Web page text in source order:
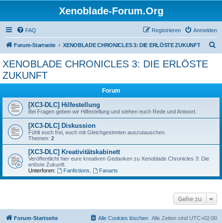
Xenoblade-Forum.Org
FAQ Anmelden
Registrieren
Forum-Startseite XENOBLADE CHRONICLES 3: DIE ERLÖSTE ZUKUNFT
XENOBLADE CHRONICLES 3: DIE ERLÖSTE
ZUKUNFT
Forum
[XC3-DLC] Hilfestellung
Bei Fragen geben wir Hilfestellung und stehen euch Rede und Antwort.
[XC3-DLC] Diskussion
Fühlt euch frei, euch mit Gleichgesinnten auszutauschen.
Themen: 2
[XC3-DLC] Kreativitätskabinett
Veröffentlicht hier eure kreativen Gedanken zu Xenoblade Chronicles 3: Die
erlöste Zukunft.
Unterforen:
Fanfictions Fanarts
Gehe zu
Forum-Startseite Alle Zeiten sind UTC+02:00
Alle Cookies löschen